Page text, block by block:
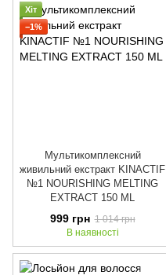
Хіт
−1%
Мультикомплексний
живильний екстракт KINACTIF
№1 NOURISHING MELTING
EXTRACT 150 ML
999 грн 1 014 грн
В наявності